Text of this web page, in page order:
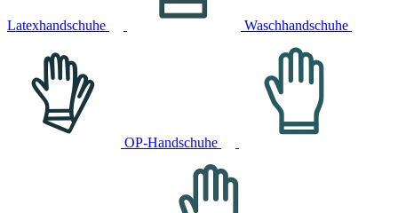
Latexhandschuhe Waschhandschuhe
OP-Handschuhe